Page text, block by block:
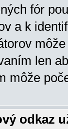
fór
a k
len
môže
odkaz